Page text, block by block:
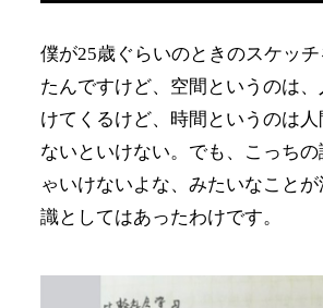
僕が25歳ぐらいのときのスケッ
たんですけど、空間というのは
けてくるけど、時間というのは
ないといけない。でも、こっちの
ゃいけないよな、みたいなこと
識としてはあったわけです。